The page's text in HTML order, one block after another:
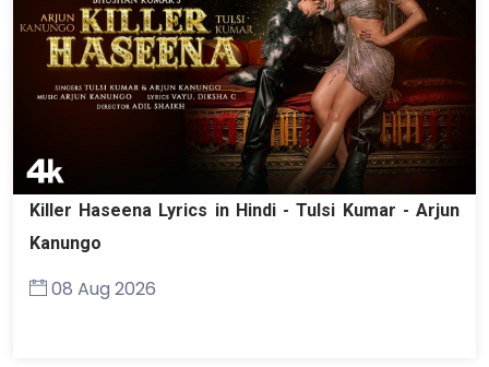
Killer Haseena Lyrics in Hindi - Tulsi Kumar - Arjun
Kanungo
08 Aug 2026